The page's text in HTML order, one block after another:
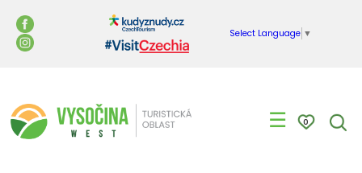
Select Language ▼
☰ 0